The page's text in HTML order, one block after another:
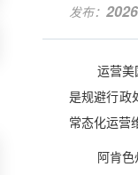
发布：
运营美
是规避行政
常态化运营
阿肯